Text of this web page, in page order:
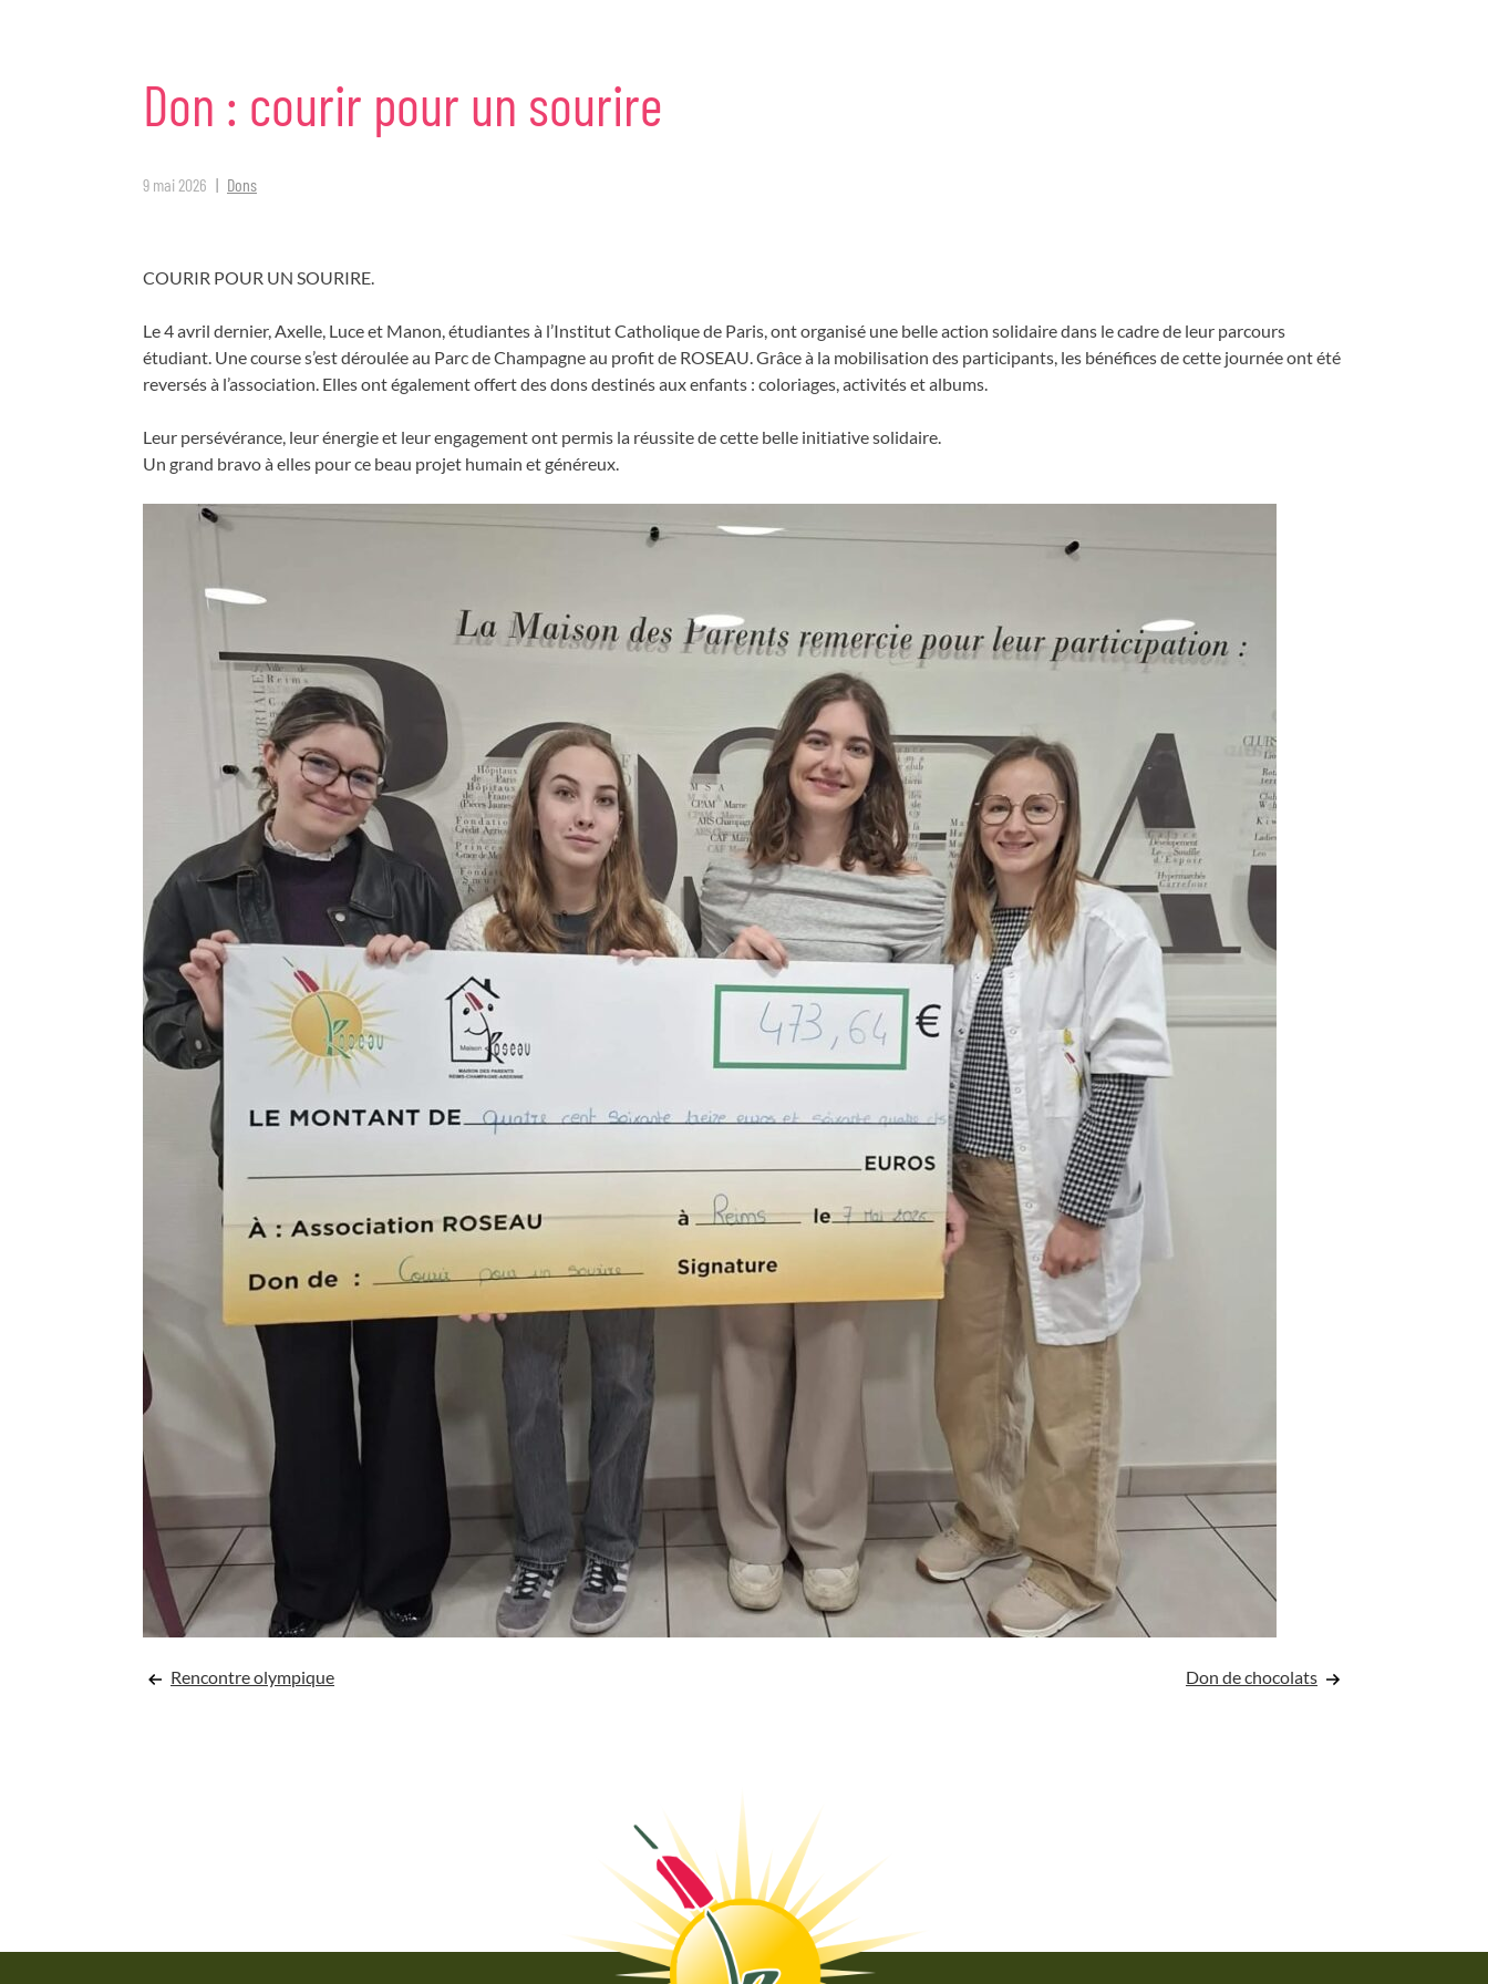
Don : courir pour un sourire
9 mai 2026 Dons
COURIR POUR UN SOURIRE.
Le 4 avril dernier, Axelle, Luce et Manon, étudiantes à l’Institut Catholique de Paris, ont organisé une belle action solidaire dans le cadre de leur parcours
étudiant. Une course s’est déroulée au Parc de Champagne au profit de ROSEAU. Grâce à la mobilisation des participants, les bénéfices de cette journée ont été
reversés à l’association. Elles ont également offert des dons destinés aux enfants : coloriages, activités et albums.
Leur persévérance, leur énergie et leur engagement ont permis la réussite de cette belle initiative solidaire.
Un grand bravo à elles pour ce beau projet humain et généreux.
Navigation
Rencontre olympique Don de chocolats